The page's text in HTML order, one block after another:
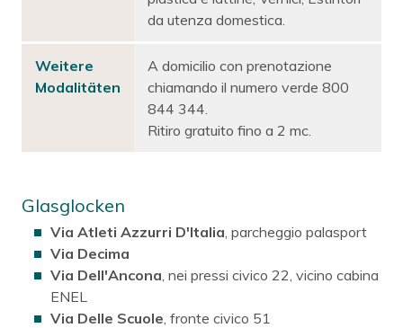
da utenza domestica.
Weitere
Modalitäten
A domicilio con prenotazione
chiamando il numero verde 800
844 344.
Ritiro gratuito fino a 2 mc.
Glasglocken
Via Atleti Azzurri D'Italia , parcheggio palasport
Via Decima
Via Dell'Ancona , nei pressi civico 22, vicino cabina
ENEL
Via Delle Scuole , fronte civico 51